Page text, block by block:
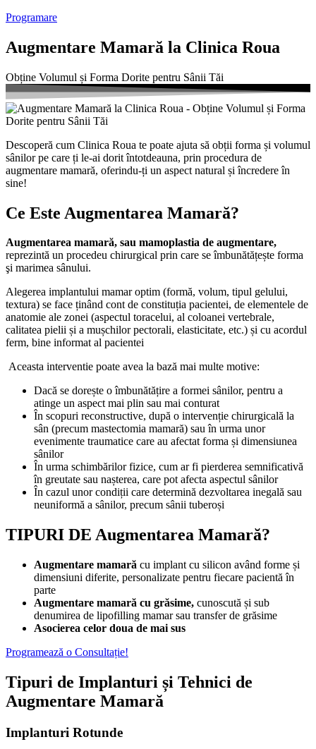
Programare
Augmentare Mamară la Clinica Roua
Obține Volumul și Forma Dorite pentru Sânii Tăi
Descoperă cum Clinica Roua te poate ajuta să obții forma și volumul
sânilor pe care ți le-ai dorit întotdeauna, prin procedura de
augmentare mamară, oferindu-ți un aspect natural și încredere în
sine!
Ce Este Augmentarea Mamară?
Augmentarea mamară, sau mamoplastia de augmentare,
reprezintă un procedeu chirurgical prin care se îmbunătățește forma
şi marimea sânului.
Alegerea implantului mamar optim (formă, volum, tipul gelului,
textura) se face ținând cont de constituția pacientei, de elementele de
anatomie ale zonei (aspectul toracelui, al coloanei vertebrale,
calitatea pielii și a mușchilor pectorali, elasticitate, etc.) și cu acordul
ferm, bine informat al pacientei
Aceasta interventie poate avea la bază mai multe motive:
Dacă se dorește o îmbunătățire a formei sânilor, pentru a
atinge un aspect mai plin sau mai conturat
În scopuri reconstructive, după o intervenție chirurgicală la
sân (precum mastectomia mamară) sau în urma unor
evenimente traumatice care au afectat forma și dimensiunea
sânilor
În urma schimbărilor fizice, cum ar fi pierderea semnificativă
în greutate sau nașterea, care pot afecta aspectul sânilor
În cazul unor condiții care determină dezvoltarea inegală sau
neuniformă a sânilor, precum sânii tuberoși
TIPURI DE Augmentarea Mamară?
Augmentare mamară cu implant cu silicon având forme și
dimensiuni diferite, personalizate pentru fiecare pacientă în
parte
Augmentare mamară cu grăsime, cunoscută și sub
denumirea de lipofilling mamar sau transfer de grăsime
Asocierea celor doua de mai sus
Programează o Consultație!
Tipuri de Implanturi și Tehnici de
Augmentare Mamară
Implanturi Rotunde